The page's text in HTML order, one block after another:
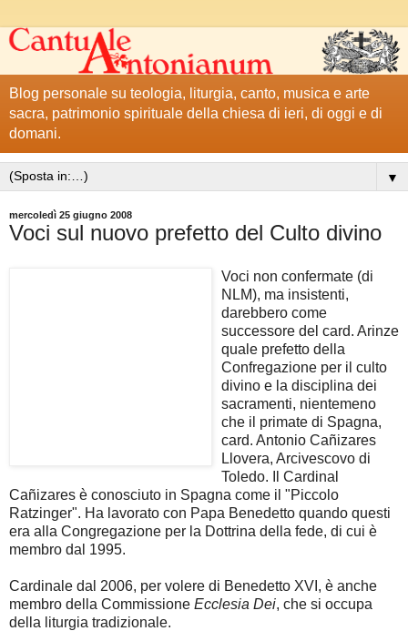
Blog personale su teologia, liturgia, canto, musica e arte
sacra, patrimonio spirituale della chiesa di ieri, di oggi e di
domani.
▼
mercoledì 25 giugno 2008
Voci sul nuovo prefetto del Culto divino
Voci non confermate (di
NLM), ma insistenti,
darebbero come
successore del card. Arinze
quale prefetto della
Confregazione per il culto
divino e la disciplina dei
sacramenti, nientemeno
che il primate di Spagna,
card. Antonio Cañizares
Llovera, Arcivescovo di
Toledo. Il Cardinal
Cañizares è conosciuto in Spagna come il "Piccolo
Ratzinger". Ha lavorato con Papa Benedetto quando questi
era alla Congregazione per la Dottrina della fede, di cui è
membro dal 1995.
Cardinale dal 2006, per volere di Benedetto XVI, è anche
membro della Commissione Ecclesia Dei, che si occupa
della liturgia tradizionale.